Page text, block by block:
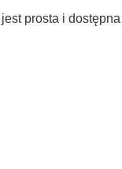
prosta i dostępna